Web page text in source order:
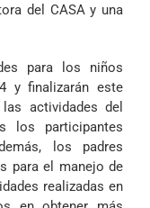
del CASA y una
para los niños
y finalizarán este
actividades del
los participantes
los padres
para el manejo de
realizadas en